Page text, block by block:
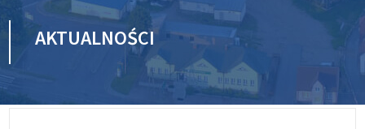
AKTUALNOŚCI